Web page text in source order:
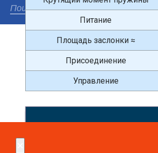
Питание
Площадь заслонки ≈
Присоединение
Управление